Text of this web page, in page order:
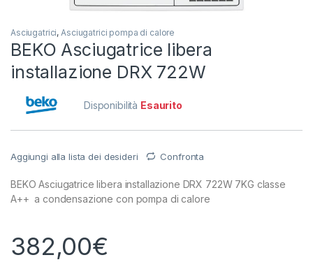
Asciugatrici, Asciugatrici pompa di calore
BEKO Asciugatrice libera
installazione DRX 722W
Disponibilità Esaurito
Aggiungi alla lista dei desideri Confronta
BEKO Asciugatrice libera installazione DRX 722W 7KG classe
A++ a condensazione con pompa di calore
382,00€